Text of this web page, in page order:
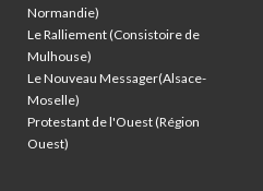
Normandie)
Le Ralliement (Consistoire de
Mulhouse)
Le Nouveau Messager(Alsace-
Moselle)
Protestant de l'Ouest (Région
Ouest)